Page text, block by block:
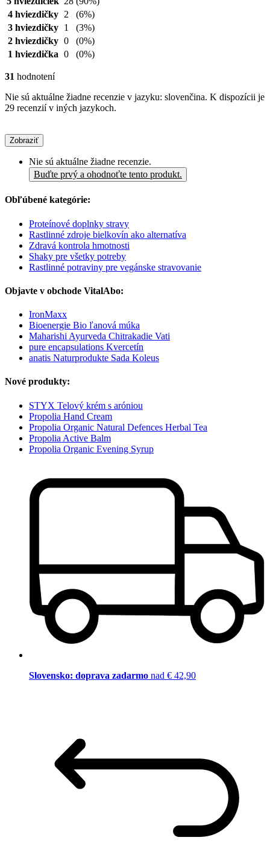
4 hviezdičky
2
(6%)
3 hviezdičky
1
(3%)
2 hviezdičky 0
(0%)
1 hviezdička 0 (0%)
31 hodnotení
Nie sú aktuálne žiadne recenzie v jazyku: slovenčina. K dispozícii je
29 recenzií v iných jazykoch.
Zobraziť
Nie sú aktuálne žiadne recenzie.
Buďte prvý a ohodnoťte tento produkt.
Obľúbené kategórie:
Proteínové doplnky stravy
Rastlinné zdroje bielkovín ako alternatíva
Zdravá kontrola hmotnosti
Shaky pre všetky potreby
Rastlinné potraviny pre vegánske stravovanie
Objavte v obchode VitalAbo:
IronMaxx
Bioenergie Bio ľanová múka
Maharishi Ayurveda Chitrakadie Vati
pure encapsulations Kvercetín
anatis Naturprodukte Sada Koleus
Nové produkty:
STYX Telový krém s aróniou
Propolia Hand Cream
Propolia Organic Natural Defences Herbal Tea
Propolia Active Balm
Propolia Organic Evening Syrup
Slovensko: doprava zadarmo nad € 42,90